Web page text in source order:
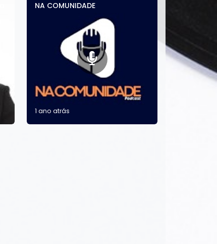
NA COMUNIDADE
1 ano atrás